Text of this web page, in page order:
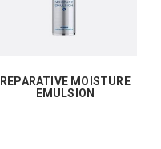
REPARATIVE MOISTURE
EMULSION